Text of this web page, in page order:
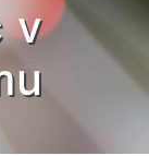
v